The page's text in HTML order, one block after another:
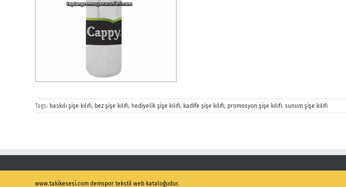
Tags: baskılı şişe kılıfı, bez şişe kılıfı, hediyelik şişe kılıfı, kadife şişe kılıfı, promosyon şişe kılıfı, sunum şişe kılıfı
www.takikesesi.com demspor tekstil web kataloğudur.